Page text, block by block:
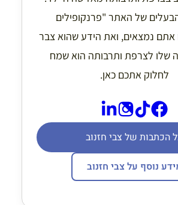
של האתר "פרנקופילים
אתם נמצאים, ואת הידע שהוא צבר
שלו לצרפת ותרבותה הוא שמח
לחלוק אתכם כאן.
הכתבות של צבי חזנוב
נוסף על צבי חזנוב